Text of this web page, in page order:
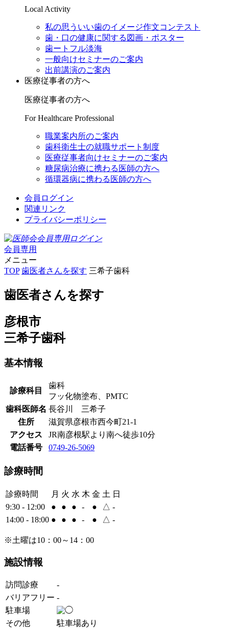
Local Activity
私の思ういい歯のイメージ作文コンテスト
歯・口の健康に関する図画・ポスター
歯ートフル淡海
一般向けセミナーのご案内
出前講演のご案内
医療従事者の方へ
医療従事者の方へ
For Healthcare Professional
職業案内所のご案内
歯科衛生士の就職サポート制度
医療従事者向けセミナーのご案内
糖尿病治療に携わる医師の方へ
循環器病に携わる医師の方へ
会員ログイン
関連リンク
プライバシーポリシー
会員専用
メニュー
TOP 歯医者さんを探す 三希子歯科
歯医者さんを探す
彦根市
三希子歯科
基本情報
診療科目
歯科
フッ化物塗布、PMTC
歯科医師名 長谷川 三希子
住所
滋賀県彦根市西今町21-1
アクセス
JR南彦根駅より南へ徒歩10分
電話番号
0749-26-5069
診療時間
診療時間 月 火 水 木 金 土 日
9:30 - 12:00
● ● ● - ● △ -
14:00 - 18:00 ● ● ● - ● △ -
※土曜は10：00～14：00
施設情報
訪問診療
-
バリアフリー -
駐車場
その他
駐車場あり